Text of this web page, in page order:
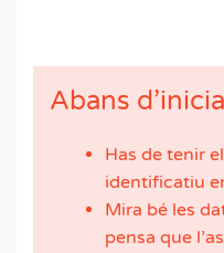
Abans
Has de tenir
identificatiu
Mira bé les
pensa que